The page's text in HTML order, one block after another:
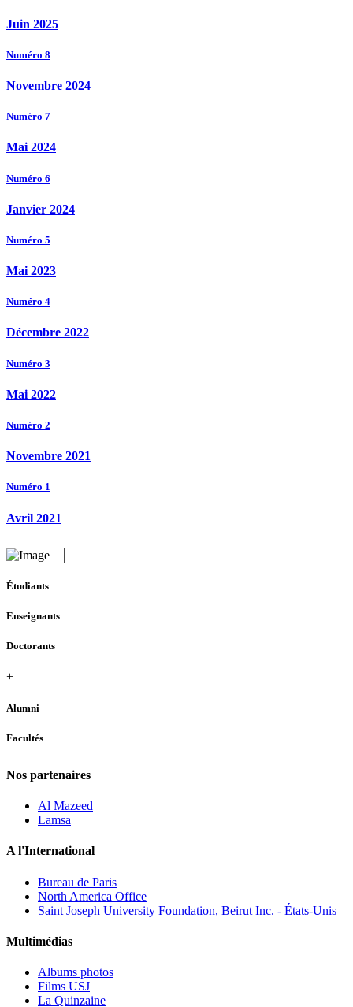
Juin 2025
Numéro 8
Novembre 2024
Numéro 7
Mai 2024
Numéro 6
Janvier 2024
Numéro 5
Mai 2023
Numéro 4
Décembre 2022
Numéro 3
Mai 2022
Numéro 2
Novembre 2021
Numéro 1
Avril 2021
Étudiants
Enseignants
Doctorants
+
Alumni
Facultés
Nos partenaires
Al Mazeed
Lamsa
A l'International
Bureau de Paris
North America Office
Saint Joseph University Foundation, Beirut Inc. - États-Unis
Multimédias
Albums photos
Films USJ
La Quinzaine